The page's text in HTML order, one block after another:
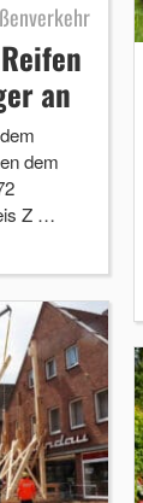
an
dem
Z …